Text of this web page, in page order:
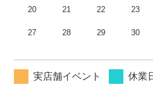
20 21 22 23
27 28 29 30
実店舗イベント 休業